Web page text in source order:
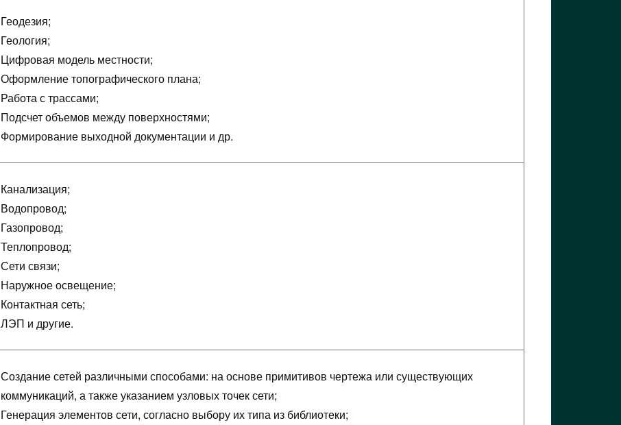
Геодезия;
Геология;
Цифровая модель местности;
Оформление топографического плана;
Работа с трассами;
Подсчет объемов между поверхностями;
Формирование выходной документации и др.
Канализация;
Водопровод;
Газопровод;
Теплопровод;
Сети связи;
Наружное освещение;
Контактная сеть;
ЛЭП и другие.
Создание сетей различными способами: на основе примитивов чертежа или существующих
коммуникаций, а также указанием узловых точек сети;
Генерация элементов сети, согласно выбору их типа из библиотеки;